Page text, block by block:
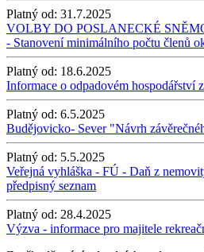
Platný od: 31.7.2025
VOLBY DO POSLANECKÉ
- Stanovení minimálního počtu členů
Platný od: 18.6.2025
Informace o odpadovém hospodářství
Platný od: 6.5.2025
Budějovicko- Sever "Návrh
Platný od: 5.5.2025
Veřejná vyhláška - FÚ - Daň z
předpisný seznam
Platný od: 28.4.2025
Výzva - informace pro majitele